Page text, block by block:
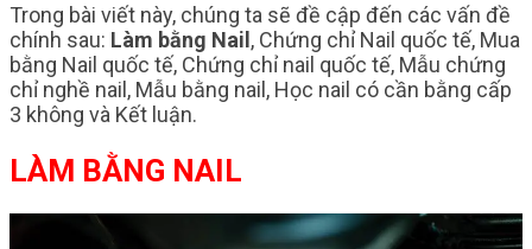
Trong bài viết này, chúng ta sẽ đề cập đến các vấn đề
chính sau: Làm bằng Nail , Chứng chỉ Nail quốc tế, Mua
bằng Nail quốc tế, Chứng chỉ nail quốc tế, Mẫu chứng
chỉ nghề nail, Mẫu bằng nail, Học nail có cần bằng cấp
3 không và Kết luận.
LÀM BẰNG NAIL